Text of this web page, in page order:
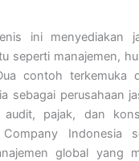
ini menyediakan
seperti manajemen,
contoh terkemuka
sebagai perusahaan
audit, pajak, dan
Indonesia
global yang